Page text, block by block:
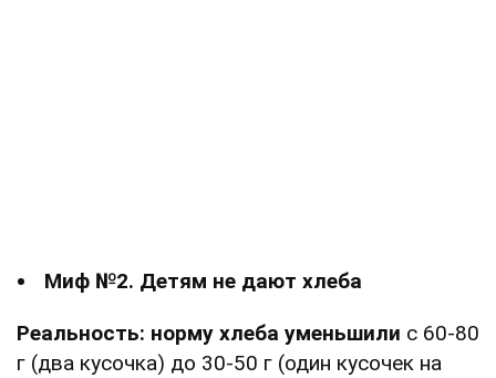
Миф №2. Детям не дают хлеба
Реальность: норму хлеба уменьшили с 60-80
г (два кусочка) до 30-50 г (один кусочек на